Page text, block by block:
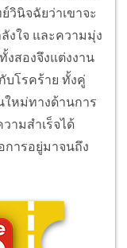
วินิจฉัยว่าเขาจะ
งใจ และความมุ่ง
งสองจึงแต่งงาน
บโรคร้าย ทั้งคู่
ใหม่ทางด้านการ
ามสำเร็จได้
การอยู่มาจนถึง